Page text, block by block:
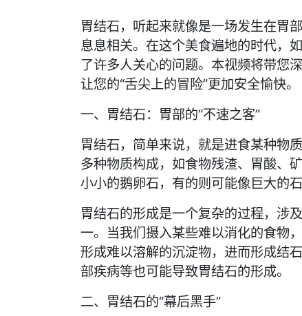
胃结石，听起来就像是一场发生在胃
息息相关。在这个美食遍地的时代，
了许多人关心的问题。本视频将带您
让您的“舌尖上的冒险”更加安全愉快。
一、胃结石：胃部的“不速之客”
胃结石，简单来说，就是进食某种物
多种物质构成，如食物残渣、胃酸、
小小的鹅卵石，有的则可能像巨大的
胃结石的形成是一个复杂的过程，涉
一。当我们摄入某些难以消化的食物
形成难以溶解的沉淀物，进而形成结
部疾病等也可能导致胃结石的形成。
二、胃结石的“幕后黑手”